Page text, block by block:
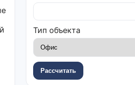
Тип объекта
Рассчитать